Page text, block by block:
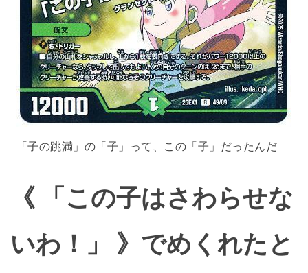
「子の跳満」の「子」って、この「子」だったんだ
《 「この子はさわらせな
いわ！」 》でめくれたと